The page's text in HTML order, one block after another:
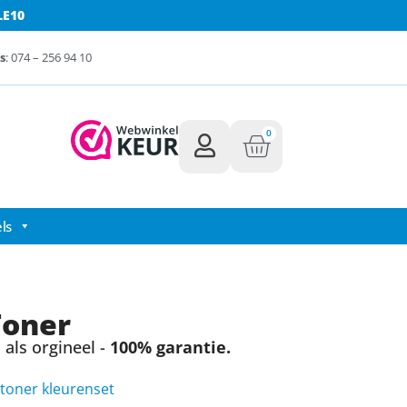
: 074 – 256 94 10
0
orgineel - 100% garantie.
kleurenset